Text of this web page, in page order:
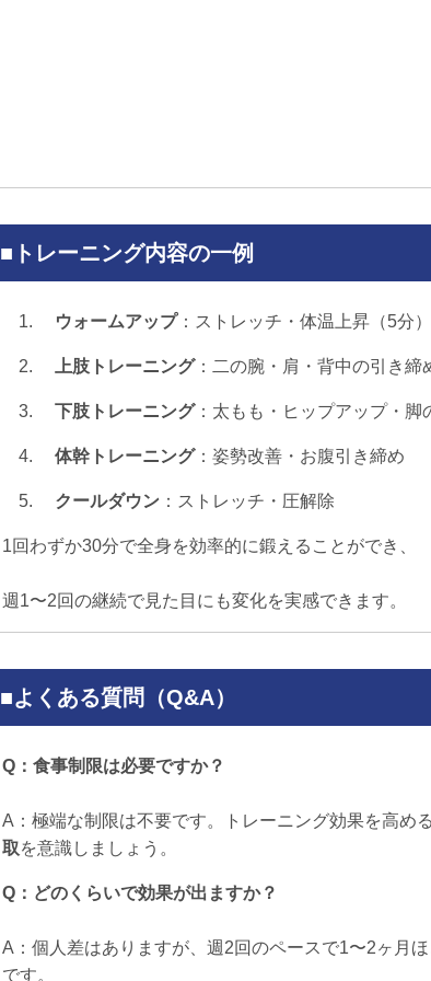
■トレーニング内容の一例
ウォームアップ：ストレッチ・体温上昇（5分）
上肢トレーニング：二の腕・肩・背中の引き締
下肢トレーニング：太もも・ヒップアップ・脚
体幹トレーニング：姿勢改善・お腹引き締め
クールダウン ：ストレッチ・圧解除
1回わずか30分で全身を効率的に鍛えることができ、
週1〜2回の継続で見た目にも変化を実感できます。
■よくある質問（Q&A）
Q：食事制限は必要ですか？
A：極端な制限は不要です。トレーニング効果を高め
取を意識しましょう。
Q：どのくらいで効果が出ますか？
A：個人差はありますが、週2回のペースで1〜2ヶ月
です。